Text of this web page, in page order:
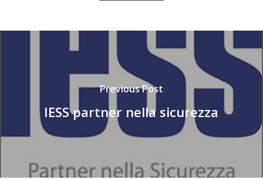
Previous Post
IESS partner nella sicurezza